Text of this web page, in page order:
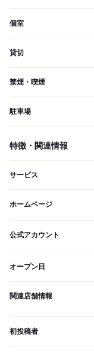
個室
貸切
禁煙・喫煙
駐車場
特徴・関連情報
サービス
ホームページ
公式アカウント
オープン日
関連店舗情報
初投稿者